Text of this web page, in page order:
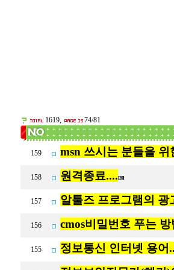
1619, 74/81
159 msn 쓰시는 분들을 위
158 원격종료.... [39]
157 알툴즈 프로그램의 광
156 cmos비밀번호 푸는 방
155 정보통신 인터넷 용어